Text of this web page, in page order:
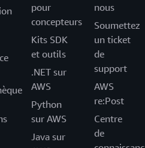
pour
concepteurs
Kits SDK
et outils
.NET sur
AWS
Python
sur AWS
Java sur
nous
Soumettez
un ticket
de
support
AWS
re:Post
Centre
de